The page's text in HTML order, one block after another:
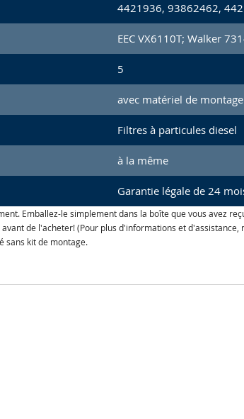
4421936, 93862462,
EEC VX6110T; Walker
5
avec matériel de montage
Filtres à particules diesel
à la même
Garantie légale de 24
Emballez-le simplement dans la boîte que vous avez
de l'acheter! (Pour plus d'informations et
sans kit de montage.